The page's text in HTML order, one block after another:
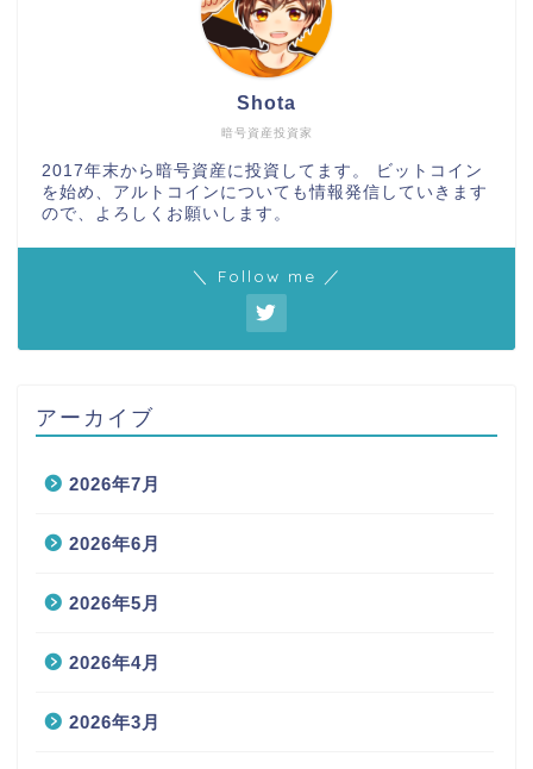
暗号資産投資家
Shota
2017年末から暗号資産に投資してます。 ビットコイン
を始め、アルトコインについても情報発信していきます
ので、よろしくお願いします。
＼ Follow me ／
アーカイブ
2026年7月
2026年6月
2026年5月
2026年4月
2026年3月